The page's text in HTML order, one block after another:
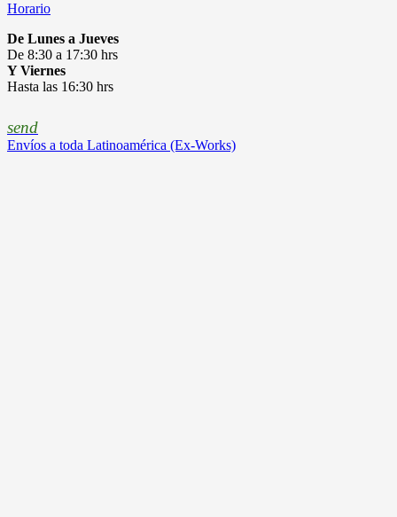
Horario
De Lunes a Jueves
De 8:30 a 17:30 hrs
Y Viernes
Hasta las 16:30 hrs
send
Envíos a toda Latinoamérica (Ex-Works)